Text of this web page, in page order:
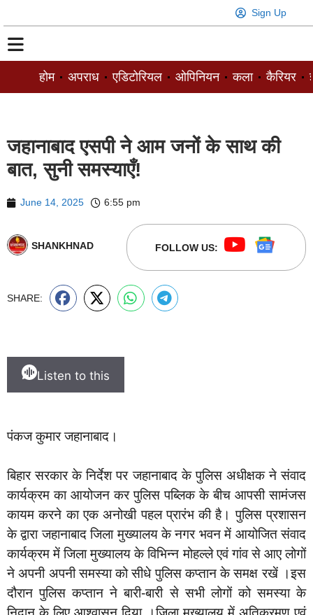
Sign Up
होम अपराध एडिटोरियल ओपिनियन कला कैरियर
जहानाबाद एसपी ने आम जनों के साथ की
बात, सुनी समस्याएँ!
June 14, 2025 6:55 pm
SHANKHNAD FOLLOW US:
SHARE:
Listen to this
पंकज कुमार जहानाबाद।
बिहार सरकार के निर्देश पर जहानाबाद के पुलिस अधीक्षक ने संवाद
कार्यक्रम का आयोजन कर पुलिस पब्लिक के बीच आपसी सामंजस
कायम करने का एक अनोखी पहल प्रारंभ की है। पुलिस प्रशासन
के द्वारा जहानाबाद जिला मुख्यालय के नगर भवन में आयोजित संवाद
कार्यक्रम में जिला मुख्यालय के विभिन्न मोहल्ले एवं गांव से आए लोगों
ने अपनी अपनी समस्या को सीधे पुलिस कप्तान के समक्ष रखें ।इस
दौरान पुलिस कप्तान ने बारी-बारी से सभी लोगों को समस्या के